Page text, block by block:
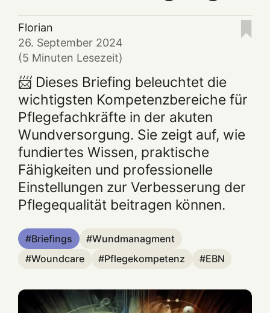
Florian
26. September 2024
(5 Minuten Lesezeit)
📨 Dieses Briefing beleuchtet die
wichtigsten Kompetenzbereiche für
Pflegefachkräfte in der akuten
Wundversorgung. Sie zeigt auf, wie
fundiertes Wissen, praktische
Fähigkeiten und professionelle
Einstellungen zur Verbesserung der
Pflegequalität beitragen können.
Briefings
Wundmanagment
Woundcare
Pflegekompetenz EBN